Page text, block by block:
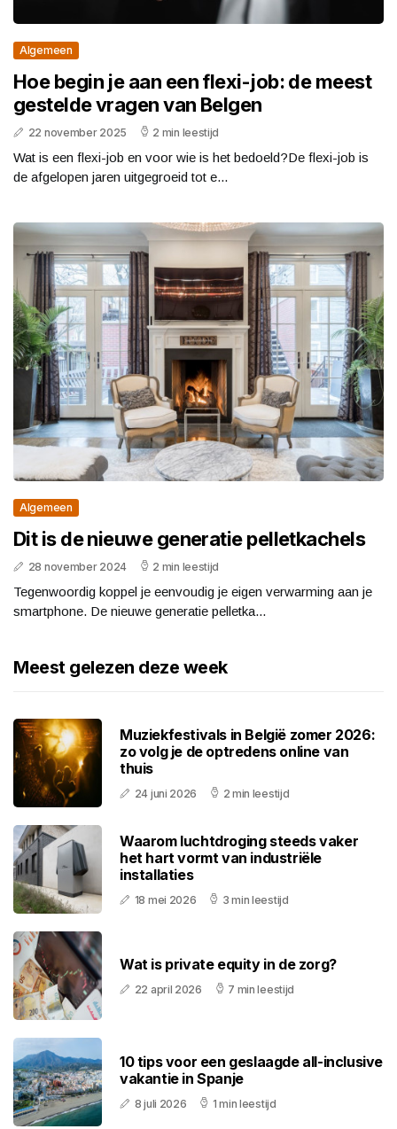
Algemeen
Hoe begin je aan een flexi-job: de meest
gestelde vragen van Belgen
22 november 2025 2 min leestijd
Wat is een flexi-job en voor wie is het bedoeld?De flexi-job is
de afgelopen jaren uitgegroeid tot e...
Algemeen
Dit is de nieuwe generatie pelletkachels
28 november 2024 2 min leestijd
Tegenwoordig koppel je eenvoudig je eigen verwarming aan je
smartphone. De nieuwe generatie pelletka...
Meest gelezen deze week
Muziekfestivals in België zomer 2026:
zo volg je de optredens online van
thuis
24 juni 2026 2 min leestijd
Waarom luchtdroging steeds vaker
het hart vormt van industriële
installaties
18 mei 2026 3 min leestijd
Wat is private equity in de zorg?
22 april 2026 7 min leestijd
10 tips voor een geslaagde all-inclusive
vakantie in Spanje
8 juli 2026 1 min leestijd